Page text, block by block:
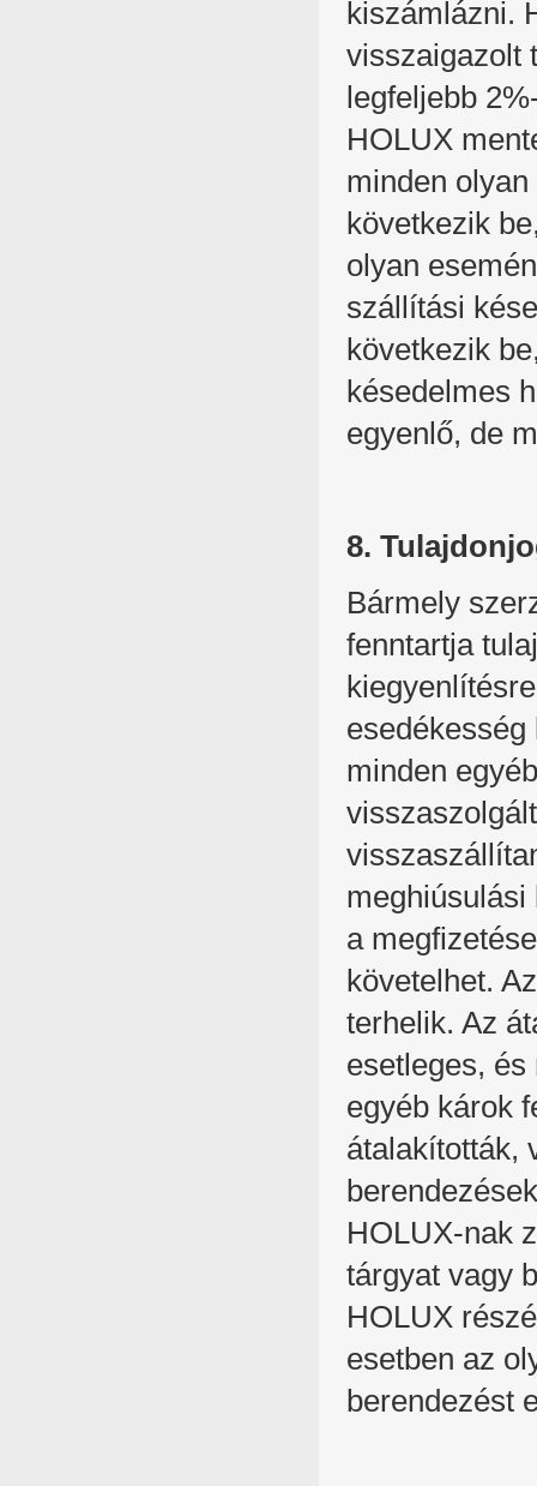
kiszámlázni.
visszaigazolt
legfeljebb
HOLUX
minden
következik
olyan
szállítási
következik
késedelmes
egyenlő, de
8.
Bármely
fenntartja
minden
meghiúsulási
a
követelhet.
terhelik. Az
esetleges,
egyéb károk
átalakították,
HOLUX-nak
tárgyat vagy
HOLUX
esetben az
berendezést